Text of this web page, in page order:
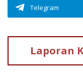
Telegram
Laporan